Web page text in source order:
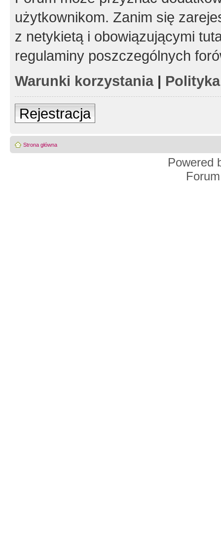
użytkownikom. Zanim się
z netykietą i obowiązującymi
regulaminy poszczególnych
Warunki korzystania|
Rejestracja
Strona główna
Powered